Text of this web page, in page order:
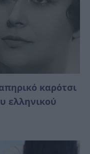
καρότσι
ελληνικού